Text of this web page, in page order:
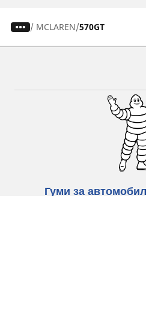
/ MCLAREN 570GT
Гуми за